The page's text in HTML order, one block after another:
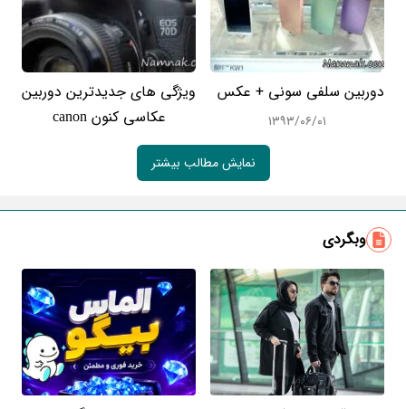
دوربین سلفی سونی + عکس
۱۳۹۳/۰۶/۰۱
ویژگی های جدیدترین دوربین
عکاسی کنون canon
نمایش مطالب بیشتر
وبگردی